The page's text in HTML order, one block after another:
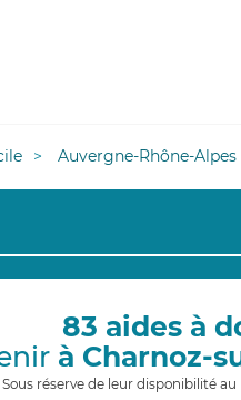
Auvergne-Rhône-Alpes
83 aides à
à Charnoz-
Sous réserve de leur disponibilité